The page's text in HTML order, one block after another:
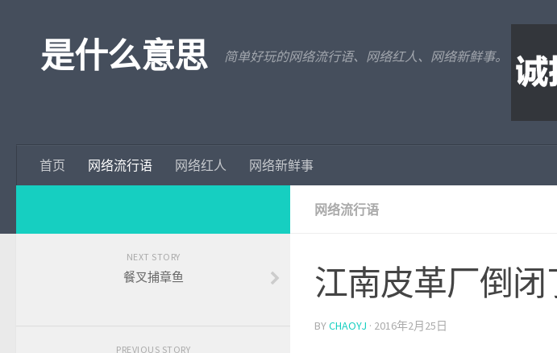
是什么意思 简单好玩的网络流行语、网络红人、网络新鲜事。
首页 网络流行语 网络红人 网络新鲜事
网络流行语
江南皮革厂倒闭
BYCHAOYJ · 2016年2月25日
NEXT STORY
餐叉捕章鱼
PREVIOUS STORY